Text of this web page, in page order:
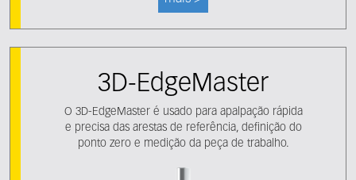
3D-EdgeMaster
O 3D-EdgeMaster é usado para apalpação rápida
e precisa das arestas de referência, definição do
ponto zero e medição da peça de trabalho.